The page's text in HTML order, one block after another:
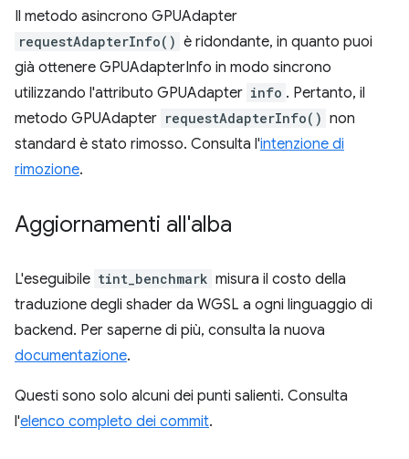
Il metodo asincrono GPUAdapter
requestAdapterInfo() è ridondante, in quanto puoi
già ottenere GPUAdapterInfo in modo sincrono
utilizzando l'attributo GPUAdapter info . Pertanto, il
metodo GPUAdapter requestAdapterInfo() non
standard è stato rimosso. Consulta l'intenzione di
rimozione.
Aggiornamenti all'alba
L'eseguibile tint_benchmark misura il costo della
traduzione degli shader da WGSL a ogni linguaggio di
backend. Per saperne di più, consulta la nuova
documentazione.
Questi sono solo alcuni dei punti salienti. Consulta
l'elenco completo dei commit.